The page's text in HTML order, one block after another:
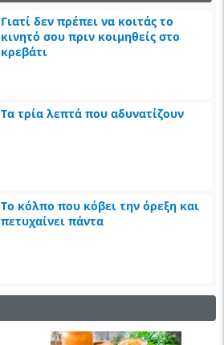
Γιατί δεν πρέπει να κοιτάς το
κινητό σου πριν κοιμηθείς στο
κρεβάτι
Τα τρία λεπτά που αδυνατίζουν
Το κόλπο που κόβει την όρεξη και
πετυχαίνει πάντα